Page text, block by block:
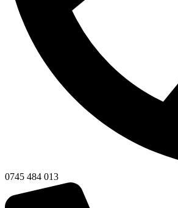
0745 484 013